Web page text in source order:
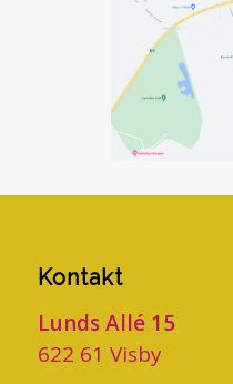
Kontakt
Lunds Allé 15
622 61 Visby